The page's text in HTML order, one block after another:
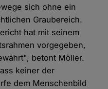
sich ohne ein
Graubereich.
hat mit seinem
vorgegeben,
betont Möller.
keiner der
dem Menschenbild